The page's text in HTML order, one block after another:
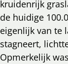
kruidenrijk
de huidige
eigenlijk van te
stagneert,
Opmerkelijk